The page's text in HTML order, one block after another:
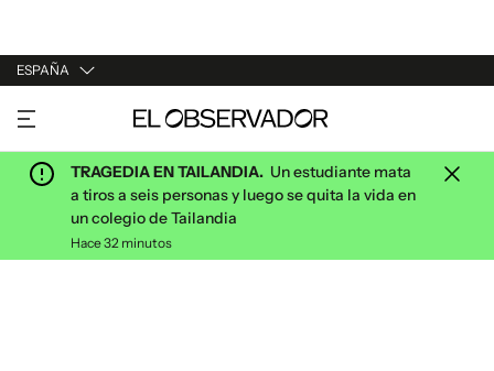
ESPAÑA
URUGUAY
ARGENTINA
ESPAÑA
ESTADOS UNIDOS
TRAGEDIA EN TAILANDIA. Un estudiante mata
a tiros a seis personas y luego se quita la vida en
un colegio de Tailandia
Hace 32 minutos